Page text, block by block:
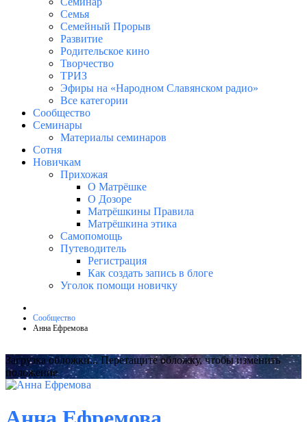
Семья
Семейный Прорыв
Развитие
Родительское кино
Творчество
ТРИЗ
Эфиры на «Народном Славянском радио»
Все категории
Сообщество
Семинары
Материалы семинаров
Сотня
Новичкам
Прихожая
О Матрёшке
О Дозоре
Матрёшкины Правила
Матрёшкина этика
Самопомощь
Путеводитель
Регистрация
Как создать запись в блоге
Уголок помощи новичку
Сообщество
Анна Ефремова
Загрузка обложки... Перетащите обложку, чтобы изменить
положение